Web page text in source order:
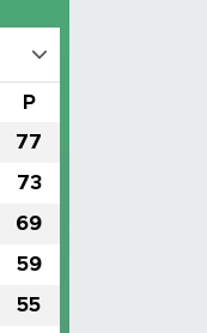
P
77
73
69
59
55